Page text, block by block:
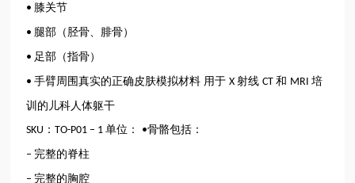
• 膝关节
• 腿部（胫骨、腓骨）
• 足部（指骨）
•手臂周围真实的正确皮肤模拟材料 用于X射线CT和 MRI培
训的儿科人体躯干
SKU ：TO-P01 – 1单位： •骨骼包括：
– 完整的脊柱
– 完整的胸腔